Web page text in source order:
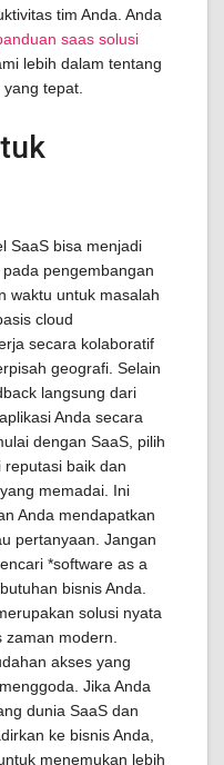
tim Anda. Anda
saas solusi
lebih dalam tentang
tepat.
SaaS bisa menjadi
pengembangan
waktu untuk masalah
cloud
secara kolaboratif
geografi. Selain
langsung dari
Anda secara
dengan SaaS, pilih
reputasi baik dan
memadai. Ini
Anda mendapatkan
pertanyaan. Jangan
*software as a
bisnis Anda.
solusi nyata
modern.
akses yang
Jika Anda
dunia SaaS dan
ke bisnis Anda,
menemukan lebih